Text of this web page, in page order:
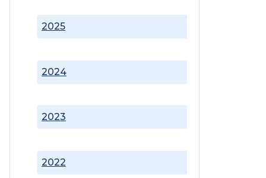
2022
2023
2024
2025